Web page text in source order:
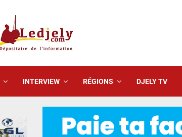
INTERVIEW RÉGIONS DJELY TV